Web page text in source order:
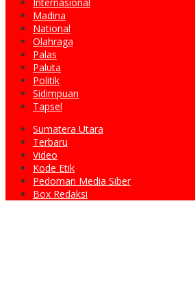
Madina
National
Olahraga
Palas
Paluta
Politik
Sidimpuan
Tapsel
Sumatera Utara
Terbaru
Video
Kode Etik
Pedoman Media Siber
Box Redaksi